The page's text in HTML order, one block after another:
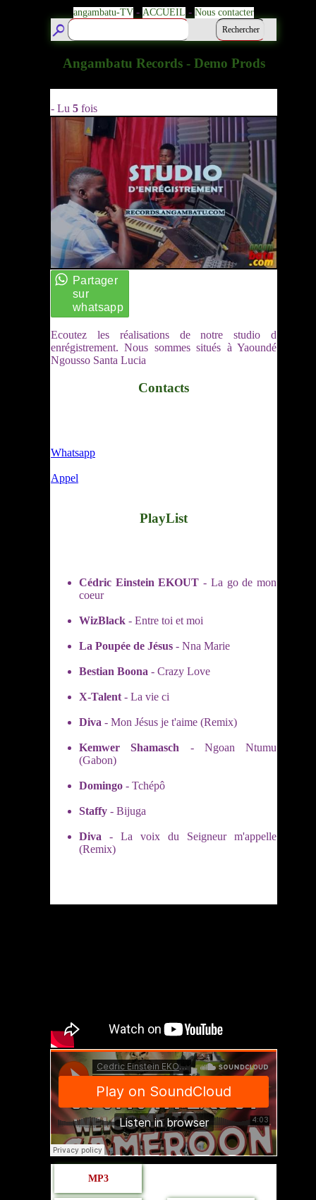
angambatu-TV - ACCUEIL - Nous contacter
Angambatu Records - Demo Prods
- Lu 5 fois
Ecoutez les réalisations de notre studio d
enrégistrement. Nous sommes situés à Yaoundé
Ngousso Santa Lucia
Contacts
Whatsapp
Appel
PlayList
Cédric Einstein EKOUT - La go de mon
coeur
WizBlack - Entre toi et moi
La Poupée de Jésus - Nna Marie
Bestian Boona - Crazy Love
X-Talent - La vie ci
Diva - Mon Jésus je t'aime (Remix)
Kemwer Shamasch - Ngoan Ntumu
(Gabon)
Domingo - Tchépô
Staffy - Bijuga
Diva - La voix du Seigneur m'appelle
(Remix)
MP3